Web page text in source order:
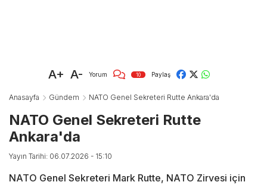
A+ A- Yorum 10 Paylaş
Anasayfa Gündem NATO Genel Sekreteri Rutte Ankara'da
NATO Genel Sekreteri Rutte
Ankara'da
Yayın Tarihi: 06.07.2026 - 15:10
NATO Genel Sekreteri Mark Rutte, NATO Zirvesi için